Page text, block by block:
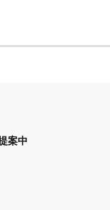
案中